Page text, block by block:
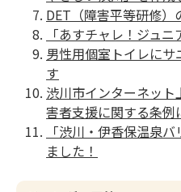
DET（障害平等研修）
「あすチャレ！ジュ
男性用個室トイレに
す
渋川市インターネッ
害者支援に関する条例
「渋川・伊香保温泉
ました！